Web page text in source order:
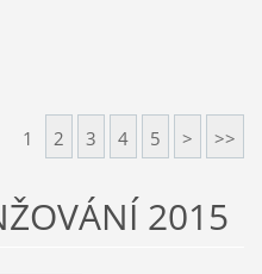
1 2 3 4 5 > >>
2015